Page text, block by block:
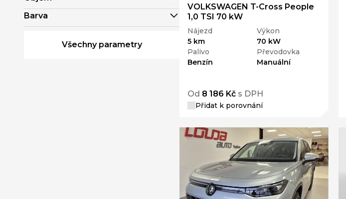
Barva
Všechny parametry
VOLKSWAGEN T-Cross People
1,0 TSI 70 kW
Nájezd
5 km
Výkon
70 kW
Palivo
Benzín
Převodovka
Manuální
Od 8 186 Kč s DPH
Přidat k porovnání